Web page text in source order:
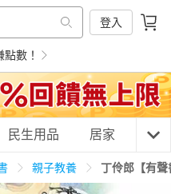
登入
數！
民生用品 居家 3C
親子教養 丁伶郎【有聲